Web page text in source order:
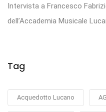
Intervista a Francesco
dell’Accademia Musicale
Tag
Acquedotto Lucano